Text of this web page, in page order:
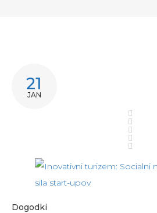
21
JAN
Dogodki